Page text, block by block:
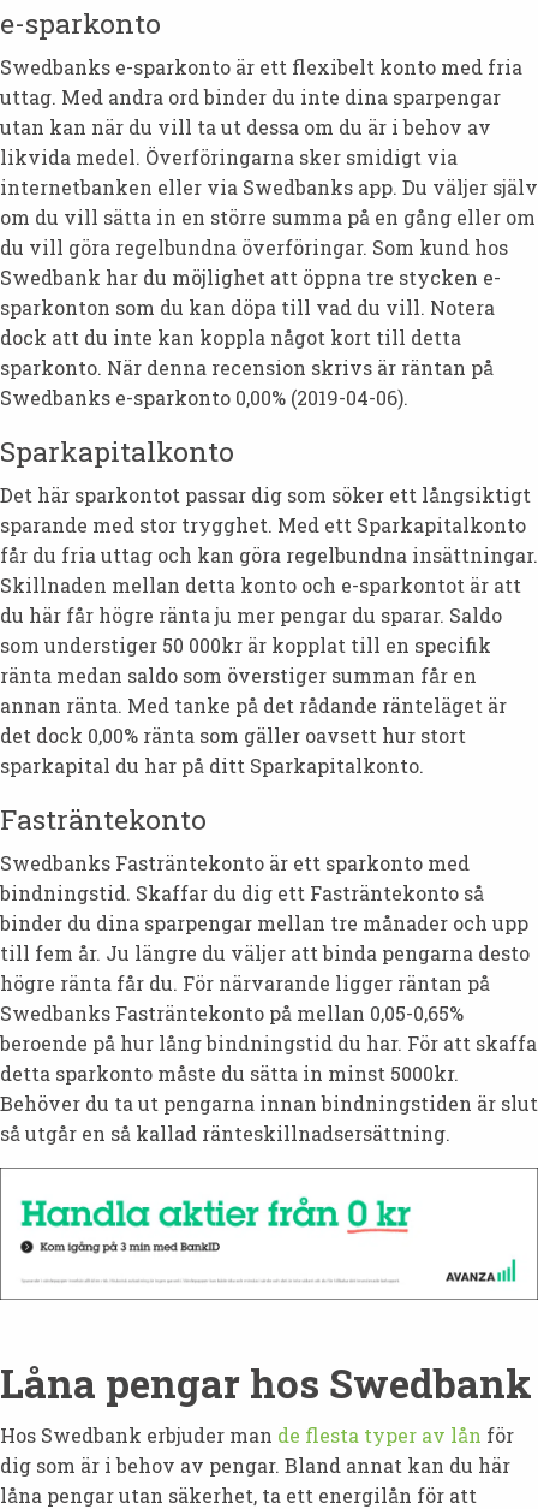
e-sparkonto
Swedbanks e-sparkonto är ett flexibelt konto med fria
uttag. Med andra ord binder du inte dina sparpengar
utan kan när du vill ta ut dessa om du är i behov av
likvida medel. Överföringarna sker smidigt via
internetbanken eller via Swedbanks app. Du väljer själv
om du vill sätta in en större summa på en gång eller om
du vill göra regelbundna överföringar. Som kund hos
Swedbank har du möjlighet att öppna tre stycken e-
sparkonton som du kan döpa till vad du vill. Notera
dock att du inte kan koppla något kort till detta
sparkonto. När denna recension skrivs är räntan på
Swedbanks e-sparkonto 0,00% (2019-04-06).
Sparkapitalkonto
Det här sparkontot passar dig som söker ett långsiktigt
sparande med stor trygghet. Med ett Sparkapitalkonto
får du fria uttag och kan göra regelbundna insättningar.
Skillnaden mellan detta konto och e-sparkontot är att
du här får högre ränta ju mer pengar du sparar. Saldo
som understiger 50 000kr är kopplat till en specifik
ränta medan saldo som överstiger summan får en
annan ränta. Med tanke på det rådande ränteläget är
det dock 0,00% ränta som gäller oavsett hur stort
sparkapital du har på ditt Sparkapitalkonto.
Fasträntekonto
Swedbanks Fasträntekonto är ett sparkonto med
bindningstid. Skaffar du dig ett Fasträntekonto så
binder du dina sparpengar mellan tre månader och upp
till fem år. Ju längre du väljer att binda pengarna desto
högre ränta får du. För närvarande ligger räntan på
Swedbanks Fasträntekonto på mellan 0,05-0,65%
beroende på hur lång bindningstid du har. För att skaffa
detta sparkonto måste du sätta in minst 5000kr.
Behöver du ta ut pengarna innan bindningstiden är slut
så utgår en så kallad ränteskillnadsersättning.
Låna pengar hos Swedbank
Hos Swedbank erbjuder man de flesta typer av lån för
dig som är i behov av pengar. Bland annat kan du här
låna pengar utan säkerhet, ta ett energilån för att